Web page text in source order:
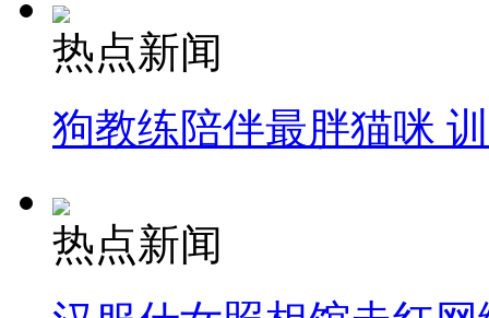
热点新闻
狗教练陪伴最胖猫咪
热点新闻